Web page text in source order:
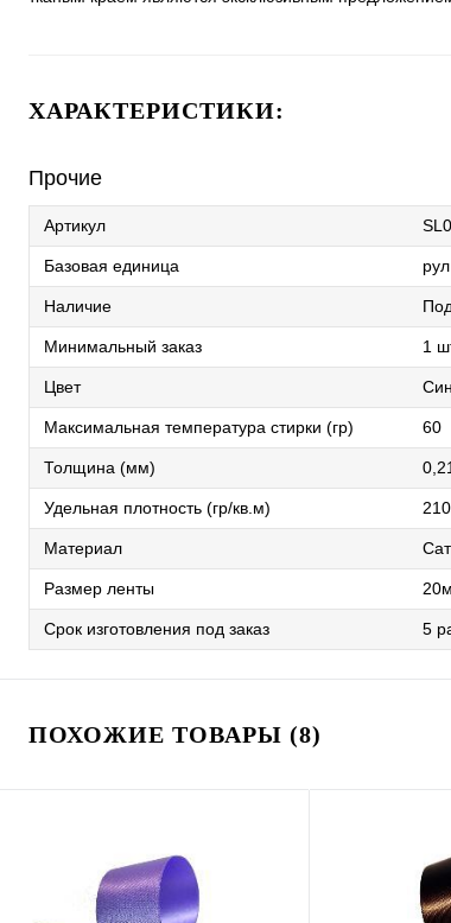
ХАРАКТЕРИСТИКИ:
Прочие
Артикул
Базовая единица рул
Наличие
Минимальный заказ 1
Цвет
Максимальная температура стирки (гр) 60
Толщина (мм) 0,21
Удельная плотность (гр/кв.м) 210
Материал
Размер ленты
Срок изготовления под заказ 5
ПОХОЖИЕ ТОВАРЫ (8)